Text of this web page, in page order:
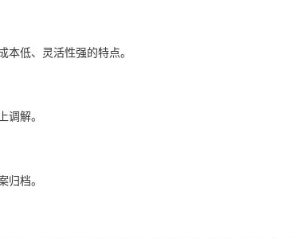
本低、灵活性强的特点。
调解。
档。